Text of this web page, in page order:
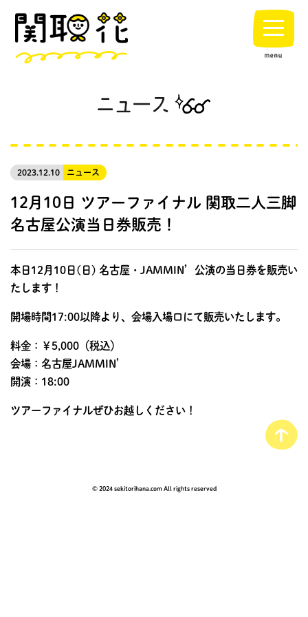
2023.12.10 ニュース
12月10日 ツアーファイナル 関取二人三脚
名古屋公演当日券販売！
本日12月10日(日) 名古屋・JAMMIN’公演の当日券を販売い
たします！
開場時間17:00以降より、会場入場口にて販売いたします。
料金：￥5,000（税込）
会場：名古屋JAMMIN’
開演：18:00
ツアーファイナルぜひお越しください！
© 2024 sekitorihana.com All rights reserved